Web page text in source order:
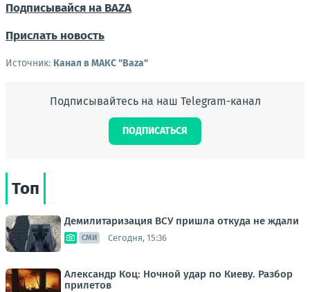
Подписывайся на BAZA
Прислать новость
Источник: Канал в МАКС "Baza"
Подписывайтесь на наш Telegram-канал
ПОДПИСАТЬСЯ
Топ
Демилитаризация ВСУ пришла откуда не ждали
СМИ Сегодня, 15:36
Александр Коц: Ночной удар по Киеву. Разбор
прилетов